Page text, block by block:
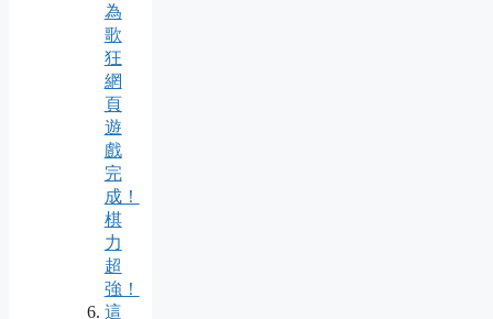
為
歌
狂
網
頁
遊
戲
完
成！
棋
力
超
強！
這